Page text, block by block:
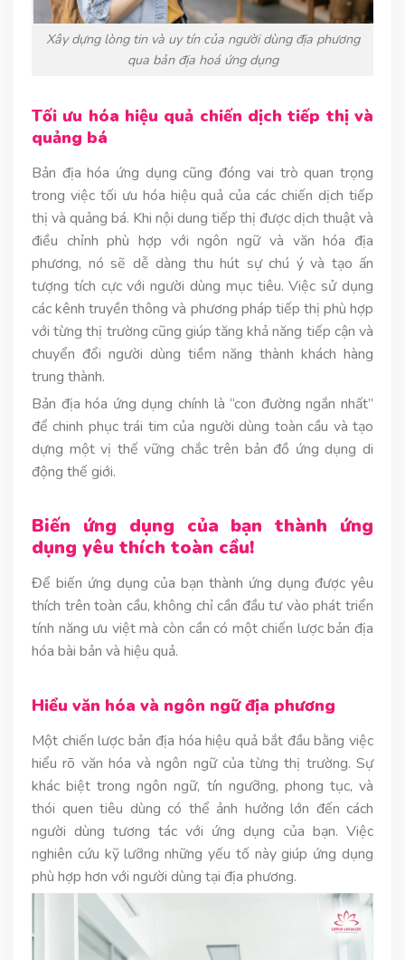
Xây dựng lòng tin và uy tín của người dùng địa phương
qua bản địa hoá ứng dụng
Tối ưu hóa hiệu quả chiến dịch tiếp thị và
quảng bá
Bản địa hóa ứng dụng cũng đóng vai trò quan trọng
trong việc tối ưu hóa hiệu quả của các chiến dịch tiếp
thị và quảng bá. Khi nội dung tiếp thị được dịch thuật và
điều chỉnh phù hợp với ngôn ngữ và văn hóa địa
phương, nó sẽ dễ dàng thu hút sự chú ý và tạo ấn
tượng tích cực với người dùng mục tiêu. Việc sử dụng
các kênh truyền thông và phương pháp tiếp thị phù hợp
với từng thị trường cũng giúp tăng khả năng tiếp cận và
chuyển đổi người dùng tiềm năng thành khách hàng
trung thành.
Bản địa hóa ứng dụng chính là “con đường ngắn nhất”
để chinh phục trái tim của người dùng toàn cầu và tạo
dựng một vị thế vững chắc trên bản đồ ứng dụng di
động thế giới.
Biến ứng dụng của bạn thành ứng
dụng yêu thích toàn cầu!
Để biến ứng dụng của bạn thành ứng dụng được yêu
thích trên toàn cầu, không chỉ cần đầu tư vào phát triển
tính năng ưu việt mà còn cần có một chiến lược bản địa
hóa bài bản và hiệu quả.
Hiểu văn hóa và ngôn ngữ địa phương
Một chiến lược bản địa hóa hiệu quả bắt đầu bằng việc
hiểu rõ văn hóa và ngôn ngữ của từng thị trường. Sự
khác biệt trong ngôn ngữ, tín ngưỡng, phong tục, và
thói quen tiêu dùng có thể ảnh hưởng lớn đến cách
người dùng tương tác với ứng dụng của bạn. Việc
nghiên cứu kỹ lưỡng những yếu tố này giúp ứng dụng
phù hợp hơn với người dùng tại địa phương.